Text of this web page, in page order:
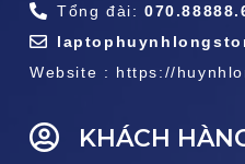
Tổng đài:
Website : https://
KHÁCH